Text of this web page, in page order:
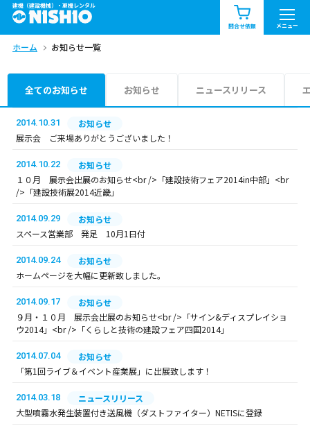
建機（建設機械）・重機レンタル
問合せ依頼 メニュー
商品一覧 お知らせ一覧
問合せ依頼リスト
エリア情報を見る
九州・沖縄（外部）
ホーム お知らせ一覧
全てのお知らせ お知らせ ニュースリリース
2014.10.31
お知らせ
展示会 ご来場ありがとうございました！
2014.10.22
お知らせ
１０月 展示会出展のお知らせ<br />「建設技術フェア2014in中部」<br
/>「建設技術展2014近畿」
2014.09.29
お知らせ
スペース営業部 発足 10月1日付
2014.09.24
お知らせ
ホームページを大幅に更新致しました。
2014.09.17
お知らせ
９月・１０月 展示会出展のお知らせ<br />「サイン&ディスプレイショ
ウ2014」<br />「くらしと技術の建設フェア四国2014」
2014.07.04
お知らせ
「第1回ライブ＆イベント産業展」に出展致します！
2014.03.18
ニュースリリース
大型噴霧水発生装置付き送風機（ダストファイター）NETISに登録